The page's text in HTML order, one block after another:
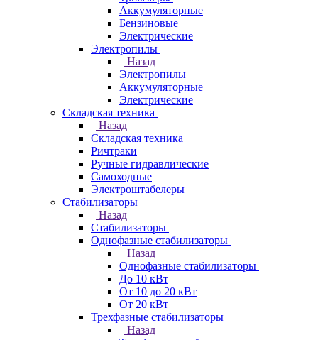
Аккумуляторные
Бензиновые
Электрические
Электропилы
Назад
Электропилы
Аккумуляторные
Электрические
Складская техника
Назад
Складская техника
Ричтраки
Ручные гидравлические
Самоходные
Электроштабелеры
Стабилизаторы
Назад
Стабилизаторы
Однофазные стабилизаторы
Назад
Однофазные стабилизаторы
До 10 кВт
От 10 до 20 кВт
От 20 кВт
Трехфазные стабилизаторы
Назад